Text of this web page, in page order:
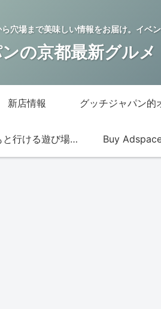
穴場まで美味しい情報をお届け。イベ
の京都最新グルメ
新店情報
子どもと行ける遊び場・お店 Buy